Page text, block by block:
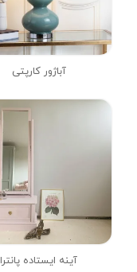
آباژور کارپتی
آینه ایستاده پانترا